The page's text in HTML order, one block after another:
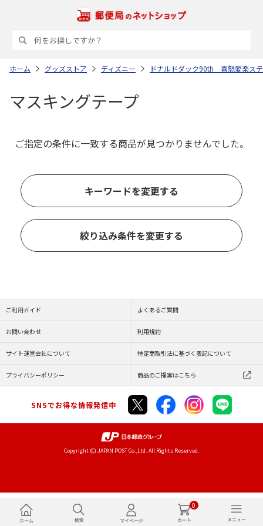
0
ホーム グッズストア ディズニー ドナルドダック90th 喜怒愛楽ス
マスキングテープ
ご指定の条件に一致する商品が見つかりませんでした。
キーワードを変更する
絞り込み条件を変更する
ご利用ガイド よくあるご質問
お問い合わせ 利用規約
サイト運営会社について 特定商取引法に基づく表記について
プライバシーポリシー 商品のご提案はこちら
SNSでお得な情報発信中
Copyright (C) JAPAN POST Co.,Ltd. All Rights Reserved.